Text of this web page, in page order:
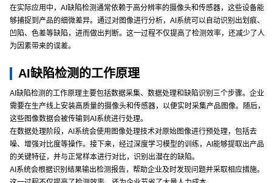
在实际应用中，AI缺陷检测通常依赖于高分辨率的摄像头和传感器，这些设备能
够捕捉到产品的细微差异。通过对图像进行分析，AI系统可以自动识别出划痕、
凹陷、色差等缺陷，进而做出判断。这一过程不仅提高了检测效率，还减少了人
为因素带来的误差。
AI缺陷检测的工作原理
AI缺陷检测的工作原理主要包括数据采集、数据处理和缺陷识别三个步骤。企业
需要在生产线上安装高质量的摄像头和传感器，以便实时采集产品图像。随后，
这些图像数据会被传输到AI系统进行处理。
在数据处理阶段，AI系统会使用图像处理技术对原始图像进行预处理，包括去
噪、增强对比度等操作。接下来，经过深度学习模型的训练，AI能够提取出产品
的关键特征，并与正常样本进行对比，识别出潜在的缺陷。
AI系统会根据识别结果输出检测报告，帮助企业及时发现问题并采取相应措施。